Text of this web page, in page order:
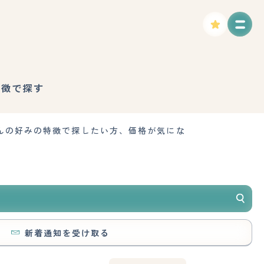
で探す
好みの特徴で探したい方、価格が気にな
新着通知を受け取る